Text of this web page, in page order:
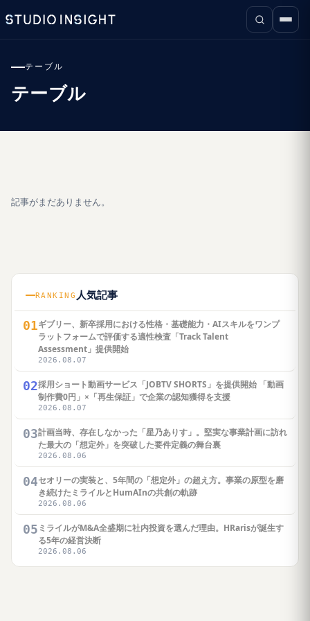
テーブル
テーブル
記事がまだありません。
RANKING 人気記事
01ギブリー、新卒採用における性格・基礎能力・AIスキルをワンプ
ラットフォームで評価する適性検査「Track Talent
Assessment」提供開始
2026.08.07
02採用ショート動画サービス「JOBTV SHORTS」を提供開始 「動画
制作費0円」×「再生保証」で企業の認知獲得を支援
2026.08.07
03計画当時、存在しなかった「星乃ありす」。堅実な事業計画に訪れ
た最大の「想定外」を突破した要件定義の舞台裏
2026.08.06
04セオリーの実装と、5年間の「想定外」の超え方。事業の原型を磨
き続けたミライルとHumAInの共創の軌跡
2026.08.06
05 ミライルがM&A全盛期に社内投資を選んだ理由。HRarisが誕生す
る5年の経営決断
2026.08.06